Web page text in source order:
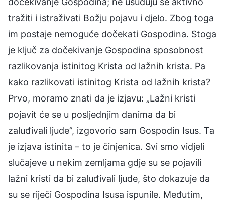
tražiti i istraživati Božju pojavu i djelo. Zbog toga
im postaje nemoguće dočekati Gospodina. Stoga
je ključ za dočekivanje Gospodina sposobnost
razlikovanja istinitog Krista od lažnih krista. Pa
kako razlikovati istinitog Krista od lažnih krista?
Prvo, moramo znati da je izjavu: „Lažni kristi
pojavit će se u posljednjim danima da bi
zaluđivali ljude”, izgovorio sam Gospodin Isus. Ta
je izjava istinita – to je činjenica. Svi smo vidjeli
slučajeve u nekim zemljama gdje su se pojavili
lažni kristi da bi zaluđivali ljude, što dokazuje da
su se riječi Gospodina Isusa ispunile. Međutim,